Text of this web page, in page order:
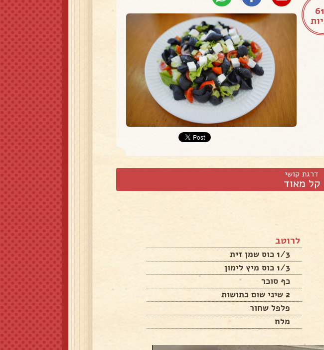
דרגת קושי
קל מאוד
לרוטב
1/3 כוס שמן זית
1/3 כוס מיץ לימון
כף סוכר
2 שיני שום כתושות
פלפל שחור
מלח